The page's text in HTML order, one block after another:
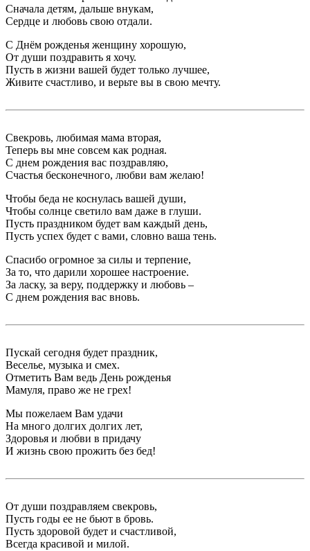
Сначала детям, дальше внукам,
Сердце и любовь свою отдали.
С Днём рожденья женщину хорошую,
От души поздравить я хочу.
Пусть в жизни вашей будет только лучшее,
Живите счастливо, и верьте вы в свою мечту.
Свекровь, любимая мама вторая,
Теперь вы мне совсем как родная.
С днем рождения вас поздравляю,
Счастья бесконечного, любви вам желаю!
Чтобы беда не коснулась вашей души,
Чтобы солнце светило вам даже в глуши.
Пусть праздником будет вам каждый день,
Пусть успех будет с вами, словно ваша тень.
Спасибо огромное за силы и терпение,
За то, что дарили хорошее настроение.
За ласку, за веру, поддержку и любовь –
С днем рождения вас вновь.
Пускай сегодня будет праздник,
Веселье, музыка и смех.
Отметить Вам ведь День рожденья
Мамуля, право же не грех!
Мы пожелаем Вам удачи
На много долгих долгих лет,
Здоровья и любви в придачу
И жизнь свою прожить без бед!
От души поздравляем свекровь,
Пусть годы ее не бьют в бровь.
Пусть здоровой будет и счастливой,
Всегда красивой и милой.